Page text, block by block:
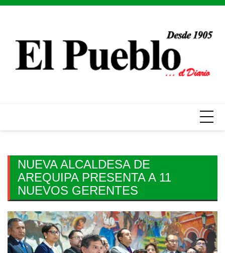
Skip
NUEVA ALCALDESA DE
AREQUIPA PRESENTA A 11
NUEVOS GERENTES